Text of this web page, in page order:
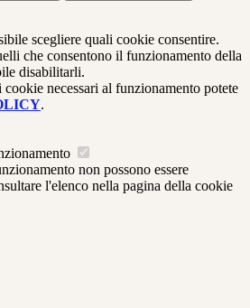
scegliere quali cookie consentire.
che consentono il funzionamento della
disabilitarli.
necessari al funzionamento potete
.
non possono essere
l'elenco nella pagina della cookie